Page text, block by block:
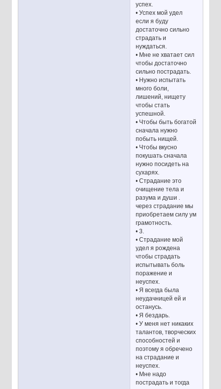
успех.
• Успех мой удел
если я буду
достаточно сильно
страдать и
нуждаться.
• Мне не хватает сил
чтобы достаточно
сильно пострадать.
• Нужно испытать
много боли,
лишений, нищету
чтобы стать
успешной.
• Чтобы быть богатой
сначала нужно
побыть нищей.
• Чтобы вкусно
покушать сначала
нужно посидеть на
сухарях.
• Страдание это
очищение тела и
разума и души .
через страдание мы
приобретаем силу ум
грамотность.
• 3.
• Страдание мой
удел я рождена
чтобы страдать
испытывать боль
поражение и
неуспех.
• Я всегда была
неудачницей ей и
останусь.
• Я бездарь.
• У меня нет никаких
талантов, творческих
способностей и
поэтому я обречено
на страдание и
неуспех.
• Мне надо
пострадать и тогда